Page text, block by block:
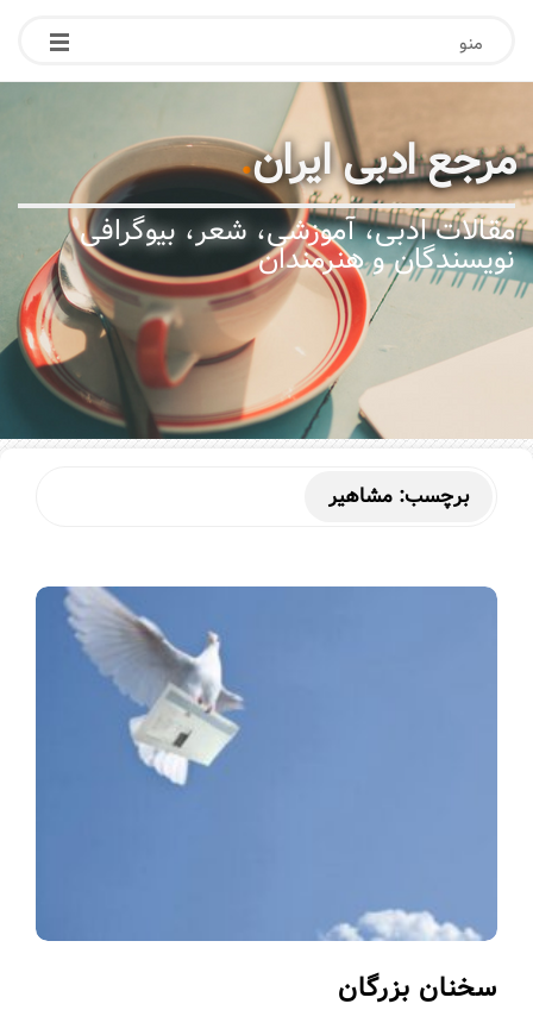
منو
مرجع ادبی ایران.
مقالات ادبی، آموزشی، شعر، بیوگرافی
نویسندگان و هنرمندان
برچسب: مشاهیر
سخنان بزرگان